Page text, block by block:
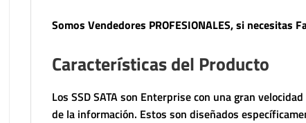
Somos Vendedores PROFESIONALES, si necesitas
Características del Producto
Los SSD SATA son Enterprise con una gran
de la información. Estos son diseñados